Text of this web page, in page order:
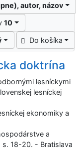
autor, názov
10
Do košíka
doktrína
lesníckymi
lesníckej
ekonomiky a
a
s. 18-20. - Bratislava